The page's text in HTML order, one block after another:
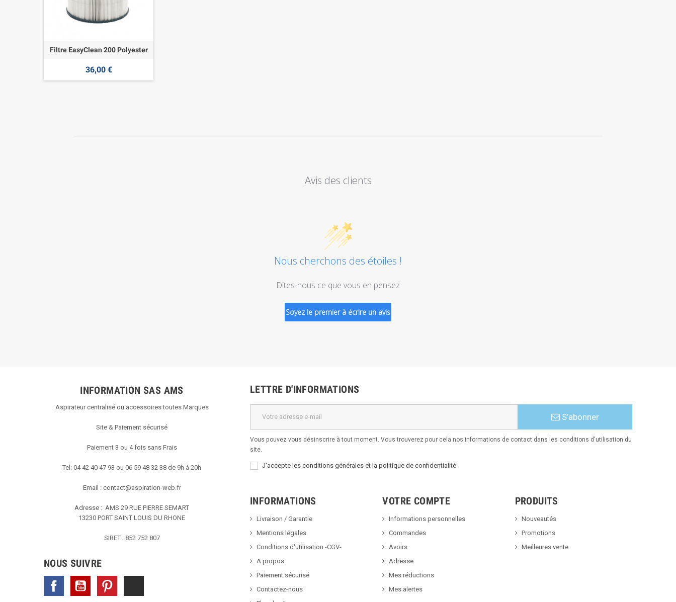
Filtre EasyClean 200 Polyester
36,00 €
Avis des clients
Nous cherchons des étoiles !
Dites-nous ce que vous en pensez
Soyez le premier à écrire un avis
INFORMATION SAS AMS
Aspirateur centralisé ou accessoires toutes Marques
Site & Paiement sécurisé
Paiement 3 ou 4 fois sans Frais
Tel: 04 42 40 47 93 ou 06 59 48 32 38 de 9h à 20h
Email : contact@aspiration-web.fr
Adresse : AMS 29 RUE PIERRE SEMART
13230 PORT SAINT LOUIS DU RHONE
SIRET : 852 752 807
NOUS SUIVRE
Facebook YouTube
LETTRE D'INFORMATIONS
S’abonner
Vous pouvez vous désinscrire à tout moment. Vous trouverez pour cela nos informations de contact dans les conditions d'utilisation du
site.
J'accepte les conditions générales et la politique de confidentialité
INFORMATIONS
Livraison / Garantie
Mentions légales
Conditions d'utilisation -CGV-
A propos
Paiement sécurisé
Contactez-nous
VOTRE COMPTE
Informations personnelles
Commandes
Avoirs
Adresse
Mes réductions
Mes alertes
PRODUITS
Nouveautés
Promotions
Meilleures vente